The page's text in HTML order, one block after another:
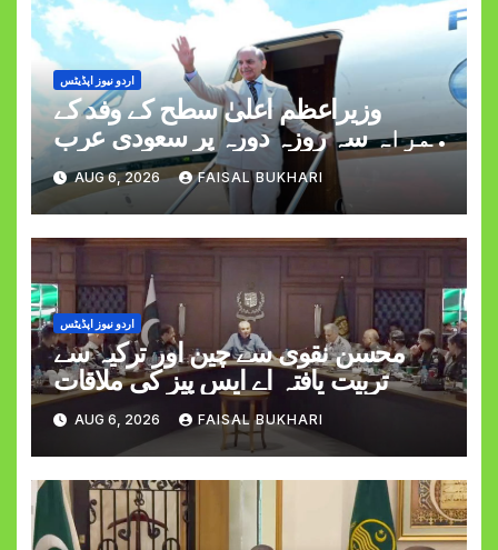
اردو نیوز اپڈیٹس
وزیراعظم اعلیٰ سطح کے وفد کے
ہمراہ سہ روزہ دورہ پر سعودی عرب
روانہ
AUG 6, 2026 FAISAL BUKHARI
اردو نیوز اپڈیٹس
محسن نقوی سے چین اور ترکیہ سے
تربیت یافتہ اے ایس پیز کی ملاقات
AUG 6, 2026 FAISAL BUKHARI